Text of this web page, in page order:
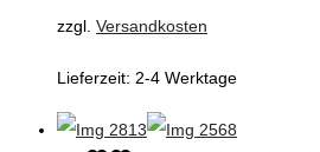
zzgl. Versandkosten
Lieferzeit: 2-4 Werktage